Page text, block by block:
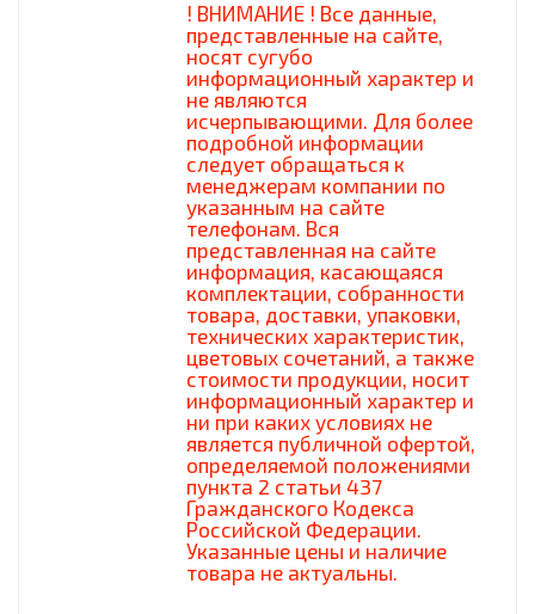
! ВНИМАНИЕ ! Все данные,
представленные на сайте,
носят сугубо
информационный характер и
не являются
исчерпывающими. Для более
подробной информации
следует обращаться к
менеджерам компании по
указанным на сайте
телефонам. Вся
представленная на сайте
информация, касающаяся
комплектации, собранности
товара, доставки, упаковки,
технических характеристик,
цветовых сочетаний, а также
стоимости продукции, носит
информационный характер и
ни при каких условиях не
является публичной офертой,
определяемой положениями
пункта 2 статьи 437
Гражданского Кодекса
Российской Федерации.
Указанные цены и наличие
товара не актуальны.